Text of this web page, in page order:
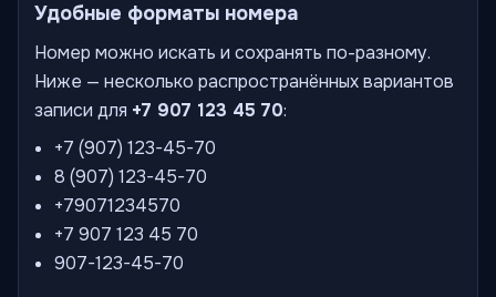
Удобные форматы номера
Номер можно искать и сохранять по-разному.
Ниже — несколько распространённых вариантов
записи для +7 907 123 45 70:
+7 (907) 123-45-70
8 (907) 123-45-70
+79071234570
+7 907 123 45 70
907-123-45-70